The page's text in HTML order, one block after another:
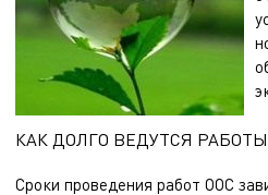
КАК ДОЛГО ВЕДУТСЯ
Сроки проведения работ ООС